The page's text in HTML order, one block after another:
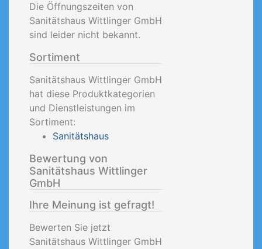
Die Öffnungszeiten von
Sanitätshaus Wittlinger GmbH
sind leider nicht bekannt.
Sortiment
Sanitätshaus Wittlinger GmbH
hat diese Produktkategorien
und Dienstleistungen im
Sortiment:
Sanitätshaus
Bewertung von
Sanitätshaus Wittlinger
GmbH
Ihre Meinung ist gefragt!
Bewerten Sie jetzt
Sanitätshaus Wittlinger GmbH